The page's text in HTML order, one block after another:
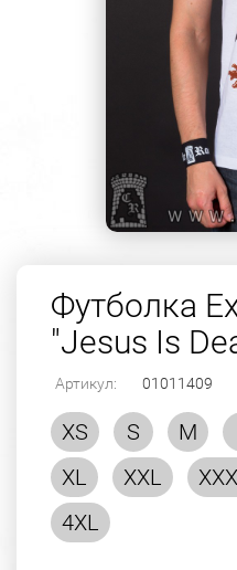
Футболка
"Jesus Is
Артикул: 01011409
XS S M
XL
XXL
4XL